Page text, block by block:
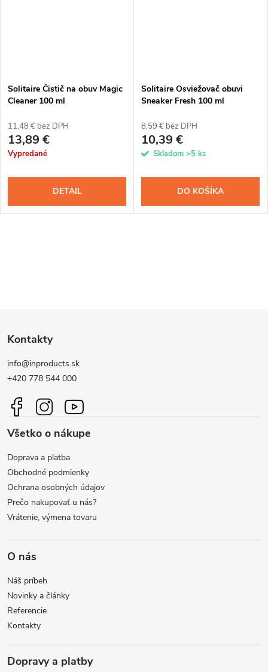
Solitaire Čistič na obuv Magic
Cleaner 100 ml
11,48 € bez DPH
13,89 €
Vypredané
DETAIL
Solitaire Osviežovač obuvi
Sneaker Fresh 100 ml
8,59 € bez DPH
10,39 €
Skladom >5 ks
DO KOŠÍKA
á
p
ä
e
Kontakty
info@inproducts.sk
+420 778 544 000
Všetko o nákupe
Doprava a platba
Obchodné podmienky
Ochrana osobných údajov
Prečo nakupovať u nás?
Vrátenie, výmena tovaru
O nás
Náš príbeh
Novinky a články
Referencie
Kontakty
Dopravy a platby